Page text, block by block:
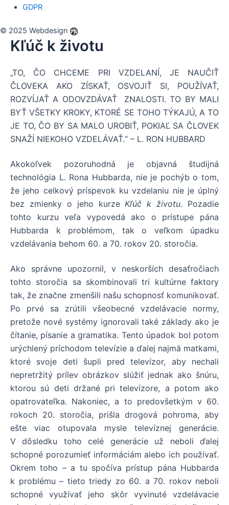
GDPR
© 2025 Webdesign
Kľúč k životu
„TO, ČO CHCEME PRI VZDELANÍ, JE NAUČIŤ
ČLOVEKA AKO ZÍSKAŤ, OSVOJIŤ SI, POUŽÍVAŤ,
ROZVÍJAŤ A ODOVZDÁVAŤ ZNALOSTI. TO BY MALI
BYŤ VŠETKY KROKY, KTORÉ SE TOHO TÝKAJÚ, A TO
JE TO, ČO BY SA MALO UROBIŤ, POKIAĽ SA ČLOVEK
SNAŽÍ NIEKOHO VZDELÁVAŤ.“ – L. RON HUBBARD
Akokoľvek pozoruhodná je objavná študijná
technológia L. Rona Hubbarda, nie je pochýb o tom,
že jeho celkový príspevok ku vzdelaniu nie je úplný
bez zmienky o jeho kurze Kľúč k životu. Pozadie
tohto kurzu veľa vypovedá ako o prístupe pána
Hubbarda k problémom, tak o veľkom úpadku
vzdelávania behom 60. a 70. rokov 20. storočia.
Ako správne upozornil, v neskorších desaťročiach
tohto storočia sa skombinovali tri kultúrne faktory
tak, že značne zmenšili našu schopnosť komunikovať.
Po prvé sa zrútili všeobecné vzdelávacie normy,
pretože nové systémy ignorovali také základy ako je
čítanie, písanie a gramatika. Tento úpadok bol potom
urýchlený príchodom televízie a ďalej najmä matkami,
ktoré svoje deti šupli pred televízor, aby nechali
nepretržitý prílev obrázkov slúžiť jednak ako šnúru,
ktorou sú deti držané pri televízore, a potom ako
opatrovateľka. Nakoniec, a to predovšetkým v 60.
rokoch 20. storočia, prišla drogová pohroma, aby
ešte viac otupovala mysle televíznej generácie.
V dôsledku toho celé generácie už neboli ďalej
schopné porozumieť informáciám alebo ich používať.
Okrem toho – a tu spočíva prístup pána Hubbarda
k problému – tieto triedy zo 60. a 70. rokov neboli
schopné využívať jeho skôr vyvinuté vzdelávacie